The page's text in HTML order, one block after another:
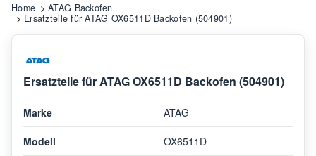
Home
ATAG Backofen
Ersatzteile für ATAG OX6511D Backofen (504901)
Ersatzteile für ATAG OX6511D Backofen (504901)
Marke ATAG
Modell OX6511D